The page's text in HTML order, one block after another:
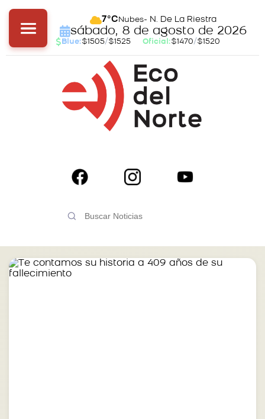
7°C Nubes- N. De La Riestra
sábado, 8 de agosto de 2026
Blue:$1505/$1525 Oficial:$1470/$1520